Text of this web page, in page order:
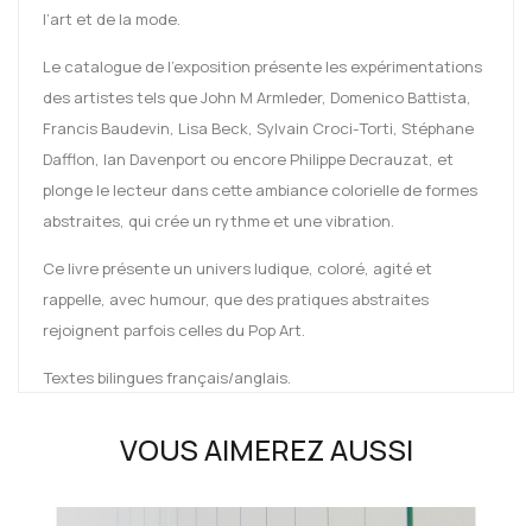
l’art et de la mode.
Le catalogue de l'exposition présente les expérimentations
des artistes tels que John M Armleder, Domenico Battista,
Francis Baudevin, Lisa Beck, Sylvain Croci-Torti, Stéphane
Dafflon, Ian Davenport ou encore Philippe Decrauzat, et
plonge le lecteur dans cette ambiance colorielle de formes
abstraites, qui crée un rythme et une vibration.
Ce livre présente un univers ludique, coloré, agité et
rappelle, avec humour, que des pratiques abstraites
rejoignent parfois celles du Pop Art.
Textes bilingues français/anglais.
VOUS AIMEREZ AUSSI